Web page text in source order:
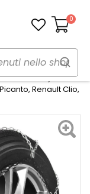
Carrello
0
Matiz,
Picanto, Renault Clio,